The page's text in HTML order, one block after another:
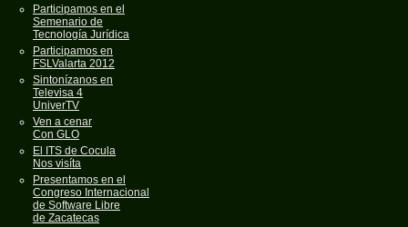
Participamos en el
Semenario de
Tecnología Jurídica
Participamos en
FSLValarta 2012
Sintonízanos en
Televisa 4
UniverTV
Ven a cenar
Con GLO
El ITS de Cocula
Nos visíta
Presentamos en el
Congreso Internacional
de Software Libre
de Zacatecas